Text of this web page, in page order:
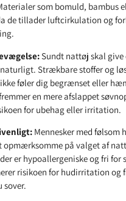
som bomuld, bambus
de tillader luftcirkulation og
Sundt nattøj skal
Strækbare stoffer og
føler dig begrænset eller
en mere afslappet
for ubehag eller irritation.
Mennesker med følsom
på valget af
er hypoallergeniske og fri for
risikoen for hudirritation og
sover.